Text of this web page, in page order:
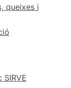
queixes i
SIRVE